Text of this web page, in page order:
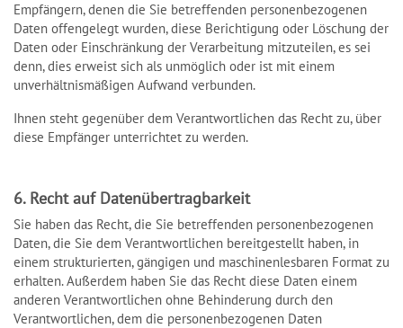
Empfängern, denen die Sie betreffenden personenbezogenen
Daten offengelegt wurden, diese Berichtigung oder Löschung der
Daten oder Einschränkung der Verarbeitung mitzuteilen, es sei
denn, dies erweist sich als unmöglich oder ist mit einem
unverhältnismäßigen Aufwand verbunden.
Ihnen steht gegenüber dem Verantwortlichen das Recht zu, über
diese Empfänger unterrichtet zu werden.
6. Recht auf Datenübertragbarkeit
Sie haben das Recht, die Sie betreffenden personenbezogenen
Daten, die Sie dem Verantwortlichen bereitgestellt haben, in
einem strukturierten, gängigen und maschinenlesbaren Format zu
erhalten. Außerdem haben Sie das Recht diese Daten einem
anderen Verantwortlichen ohne Behinderung durch den
Verantwortlichen, dem die personenbezogenen Daten